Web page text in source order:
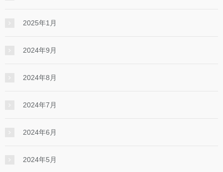
2025年1月
2024年9月
2024年8月
2024年7月
2024年6月
2024年5月